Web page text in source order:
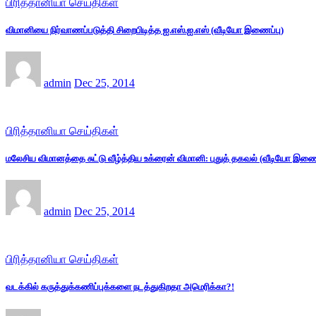
விமானியை நிர்வாணப்படுத்தி சிறைபிடித்த ஐ.எஸ்.ஐ.எஸ் (வீடியோ இணைப்பு)
admin Dec 25, 2014
பிரித்தானியா செய்திகள்
மலேசிய விமானத்தை சுட்டு வீழ்த்திய உக்ரைன் விமானி: புதுத் தகவல் (வீடியோ
admin Dec 25, 2014
பிரித்தானியா செய்திகள்
வடக்கில் கருத்துக்கணிப்புக்களை நடத்துகிறதா அமெரிக்கா?!